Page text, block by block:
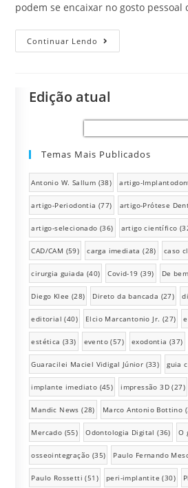
podem se encaixar no gosto pessoal
Continuar Lendo
Edição atual
Temas Mais Publicados
Antonio W. Sallum (38) artigo-
artigo-Periodontia (77) artigo-Prótese
artigo-selecionado (36) artigo científico
CAD/CAM (59) carga imediata (28) caso
cirurgia guiada (40) Covid-19 (39) De
Diego Klee (28) Direto da bancada (27)
editorial (40) Elcio Marcantonio Jr. (27)
estética (33) evento (57) exodontia (37)
Guaracilei Maciel Vidigal Júnior (33) guia
implante imediato (45) impressão 3D (27)
Mandic News (28) Marco Antonio Bottino
Mercado (55) Odontologia Digital (36) O
osseointegração (35) Paulo Fernando
Paulo Rossetti (51) peri-implantite (30)